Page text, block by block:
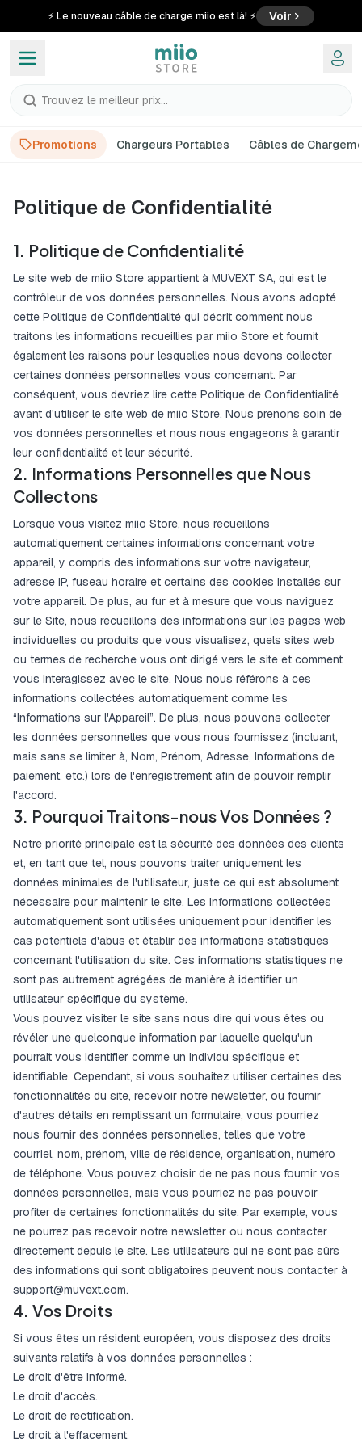
⚡ Le nouveau câble de charge miio est là! ⚡ Voir
Trouvez le meilleur prix...
Promotions Chargeurs Portables Câbles de
Politique de Confidentialité
1. Politique de Confidentialité
Le site web de miio Store appartient à MUVEXT SA, qui est le
contrôleur de vos données personnelles. Nous avons adopté
cette Politique de Confidentialité qui décrit comment nous
traitons les informations recueillies par miio Store et fournit
également les raisons pour lesquelles nous devons collecter
certaines données personnelles vous concernant. Par
conséquent, vous devriez lire cette Politique de Confidentialité
avant d'utiliser le site web de miio Store. Nous prenons soin de
vos données personnelles et nous nous engageons à garantir
leur confidentialité et leur sécurité.
2. Informations Personnelles que Nous
Collectons
Lorsque vous visitez miio Store, nous recueillons
automatiquement certaines informations concernant votre
appareil, y compris des informations sur votre navigateur,
adresse IP, fuseau horaire et certains des cookies installés sur
votre appareil. De plus, au fur et à mesure que vous naviguez
sur le Site, nous recueillons des informations sur les pages web
individuelles ou produits que vous visualisez, quels sites web
ou termes de recherche vous ont dirigé vers le site et comment
vous interagissez avec le site. Nous nous référons à ces
informations collectées automatiquement comme les
“Informations sur l'Appareil”. De plus, nous pouvons collecter
les données personnelles que vous nous fournissez (incluant,
mais sans se limiter à, Nom, Prénom, Adresse, Informations de
paiement, etc.) lors de l'enregistrement afin de pouvoir remplir
l'accord.
3. Pourquoi Traitons-nous Vos Données ?
Notre priorité principale est la sécurité des données des clients
et, en tant que tel, nous pouvons traiter uniquement les
données minimales de l'utilisateur, juste ce qui est absolument
nécessaire pour maintenir le site. Les informations collectées
automatiquement sont utilisées uniquement pour identifier les
cas potentiels d'abus et établir des informations statistiques
concernant l'utilisation du site. Ces informations statistiques ne
sont pas autrement agrégées de manière à identifier un
utilisateur spécifique du système.
Vous pouvez visiter le site sans nous dire qui vous êtes ou
révéler une quelconque information par laquelle quelqu'un
pourrait vous identifier comme un individu spécifique et
identifiable. Cependant, si vous souhaitez utiliser certaines des
fonctionnalités du site, recevoir notre newsletter, ou fournir
d'autres détails en remplissant un formulaire, vous pourriez
nous fournir des données personnelles, telles que votre
courriel, nom, prénom, ville de résidence, organisation, numéro
de téléphone. Vous pouvez choisir de ne pas nous fournir vos
données personnelles, mais vous pourriez ne pas pouvoir
profiter de certaines fonctionnalités du site. Par exemple, vous
ne pourrez pas recevoir notre newsletter ou nous contacter
directement depuis le site. Les utilisateurs qui ne sont pas sûrs
des informations qui sont obligatoires peuvent nous contacter à
support@muvext.com.
4. Vos Droits
Si vous êtes un résident européen, vous disposez des droits
suivants relatifs à vos données personnelles :
Le droit d'être informé.
Le droit d'accès.
Le droit de rectification.
Le droit à l'effacement.